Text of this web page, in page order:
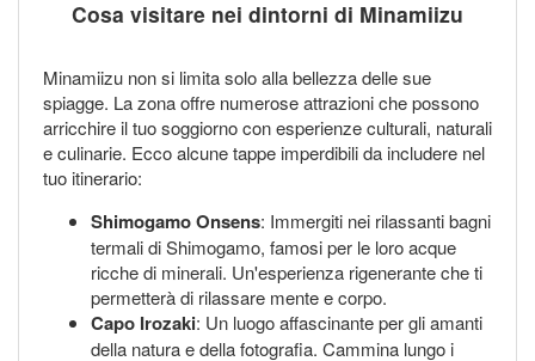
Cosa visitare nei dintorni di Minamiizu
Minamiizu non si limita solo alla bellezza delle sue
spiagge. La zona offre numerose attrazioni che possono
arricchire il tuo soggiorno con esperienze culturali, naturali
e culinarie. Ecco alcune tappe imperdibili da includere nel
tuo itinerario:
Shimogamo Onsens: Immergiti nei rilassanti bagni
termali di Shimogamo, famosi per le loro acque
ricche di minerali. Un'esperienza rigenerante che ti
permetterà di rilassare mente e corpo.
Capo Irozaki: Un luogo affascinante per gli amanti
della natura e della fotografia. Cammina lungo i